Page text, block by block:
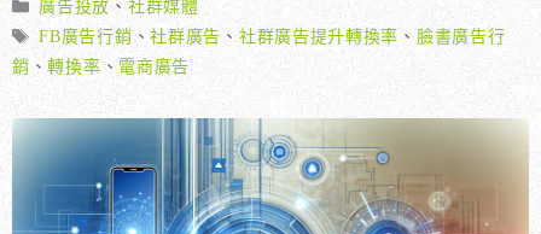
類
廣告投放 、 社群媒體
標
籤
FB廣告行銷 、社群廣告 、 社群廣告提升轉換率 、 臉書廣告行
銷 、轉換率 、 電商廣告